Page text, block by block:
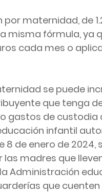
maternidad, de
misma fórmula, ya
cada mes o
se puede
que tenga
gastos de custodia
infantil
de enero de 2024,
madres que
Administración
que